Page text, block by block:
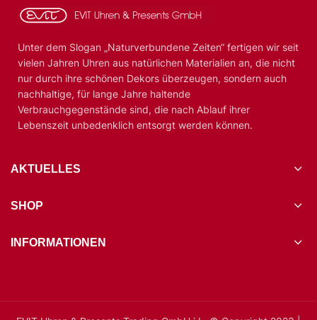
Unter dem Slogan „Naturverbundene Zeiten“ fertigen wir seit
vielen Jahren Uhren aus natürlichen Materialien an, die nicht
nur durch ihre schönen Dekors überzeugen, sondern auch
nachhaltige, für lange Jahre haltende
Verbrauchgegenstände sind, die nach Ablauf ihrer
Lebenszeit unbedenklich entsorgt werden können.
AKTUELLES
SHOP
INFORMATIONEN